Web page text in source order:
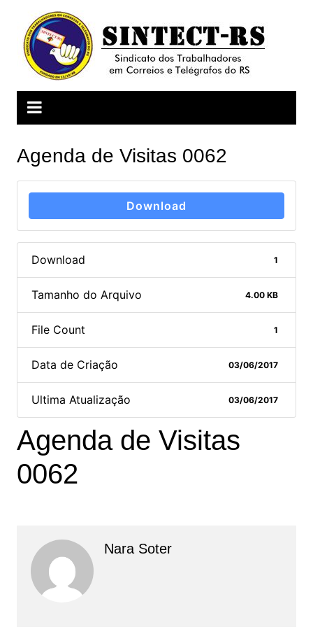
conteúdo
Agenda de Visitas 0062
Download
Download 1
Tamanho do Arquivo 4.00 KB
File Count 1
Data de Criação 03/06/2017
Ultima Atualização 03/06/2017
Agenda de Visitas
0062
Nara Soter